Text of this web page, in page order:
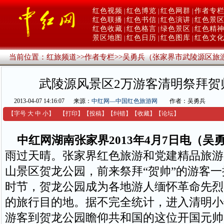
红色视频 红色博览 红色网群 作者专栏
红色联播 红色书信 红色演讲 红色景区
红色收藏 红色格言 绿色景区
红色精神
景区地图
红色日历 红色图库 红色文化
当前位置：红旅频道>>作者专栏>>吴勇兵（张家界市武陵源区旅
武陵源风景区2万游客清明祭拜
2013-04-07 14:16:07 来源： 中红网—中国红色旅游网
作者：吴勇兵
【字号 大 中 小】 【打印 】 【投稿】 【纠错】 【收藏】 【论坛】
中红网湖南张家界2013年4月7日电（吴
雨过天晴。张家界红色旅游和党建精品旅
山景区贺龙公园，前来祭拜“贺帅”的游客
时节，贺龙公园成为各地游人缅怀革命先
的旅行目的地。据不完全统计，进入清明
游客到贺龙公园瞻仰共和国的这位开国元